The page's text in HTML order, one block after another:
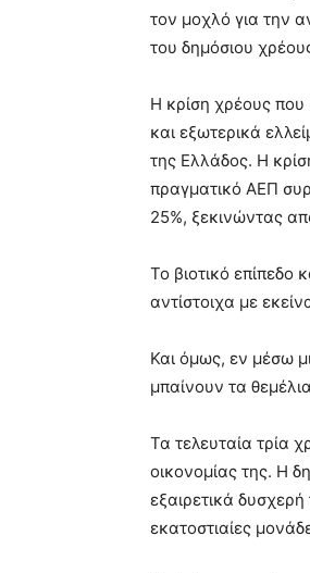
τον μοχλό για την
του δημόσιου
Η κρίση χρέους
και εξωτερικά
της Ελλάδος. Η
πραγματικό ΑΕΠ
25%, ξεκινώντας
Το βιοτικό επίπεδο
αντίστοιχα με
Και όμως, εν μέσω
μπαίνουν τα
Τα τελευταία τρία
οικονομίας της. Η
εξαιρετικά
εκατοστιαίες